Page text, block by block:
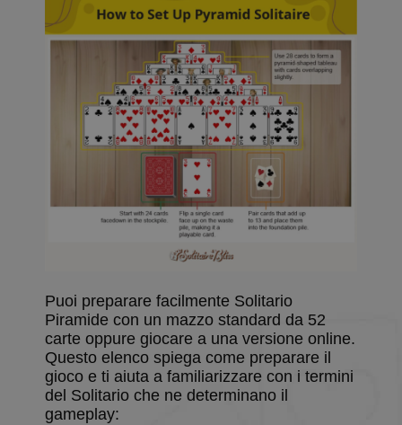
Puoi preparare facilmente Solitario
Piramide con un mazzo standard da 52
carte oppure giocare a una versione online.
Questo elenco spiega come preparare il
gioco e ti aiuta a familiarizzare con i termini
del Solitario che ne determinano il
gameplay: